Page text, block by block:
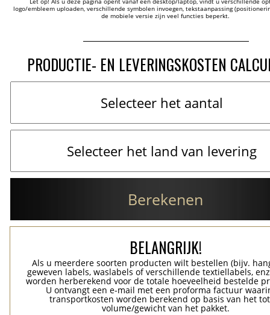
logo/embleem uploaden, verschillende symbolen invoegen, tekstaanpassing
de mobiele versie zijn veel functies beperkt.
PRODUCTIE- EN LEVERINGSKOSTEN
Berekenen
BELANGRIJK!
Als u meerdere soorten producten wilt bestellen (bijv.
geweven labels, waslabels of verschillende textiellabels,
worden herberekend voor de totale hoeveelheid bestelde
U ontvangt een e-mail met een proforma factuur
transportkosten worden berekend op basis van het
volume/gewicht van het pakket.